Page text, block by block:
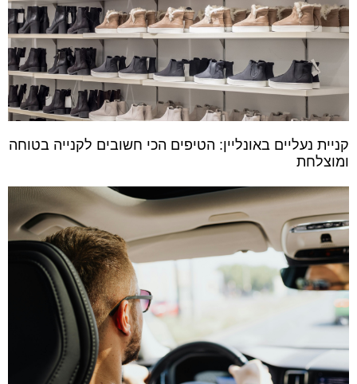
קניית נעליים באונליין: הטיפים הכי חשובים לקנייה בטוחה
ומוצלחת